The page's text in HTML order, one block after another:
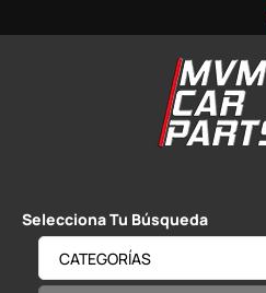
Selecciona Tu Búsqueda